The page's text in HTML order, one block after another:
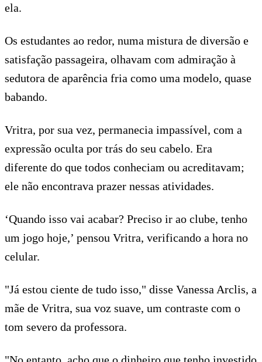
ela.
Os estudantes ao redor, numa mistura de diversão e
satisfação passageira, olhavam com admiração à
sedutora de aparência fria como uma modelo, quase
babando.
Vritra, por sua vez, permanecia impassível, com a
expressão oculta por trás do seu cabelo. Era
diferente do que todos conheciam ou acreditavam;
ele não encontrava prazer nessas atividades.
‘Quando isso vai acabar? Preciso ir ao clube, tenho
um jogo hoje,’ pensou Vritra, verificando a hora no
celular.
"Já estou ciente de tudo isso," disse Vanessa Arclis, a
mãe de Vritra, sua voz suave, um contraste com o
tom severo da professora.